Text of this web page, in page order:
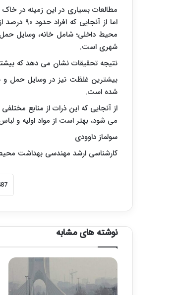
مطالعات بسیاری در این زمینه در
اما از
محیط داخلی؛ شامل خانه، وسایل
شهری است.
نتیجه تحقیقات نشان می دهد که
بیشترین غلظت نیز در وسایل حمل
شده است.
از آنجایی که این ذرات از منابع
می شود، بهتر است از مواد اولیه و
سولماز داوودی
کارشناسی ارشد مهندسی بهداشت
نوشته های مشابه